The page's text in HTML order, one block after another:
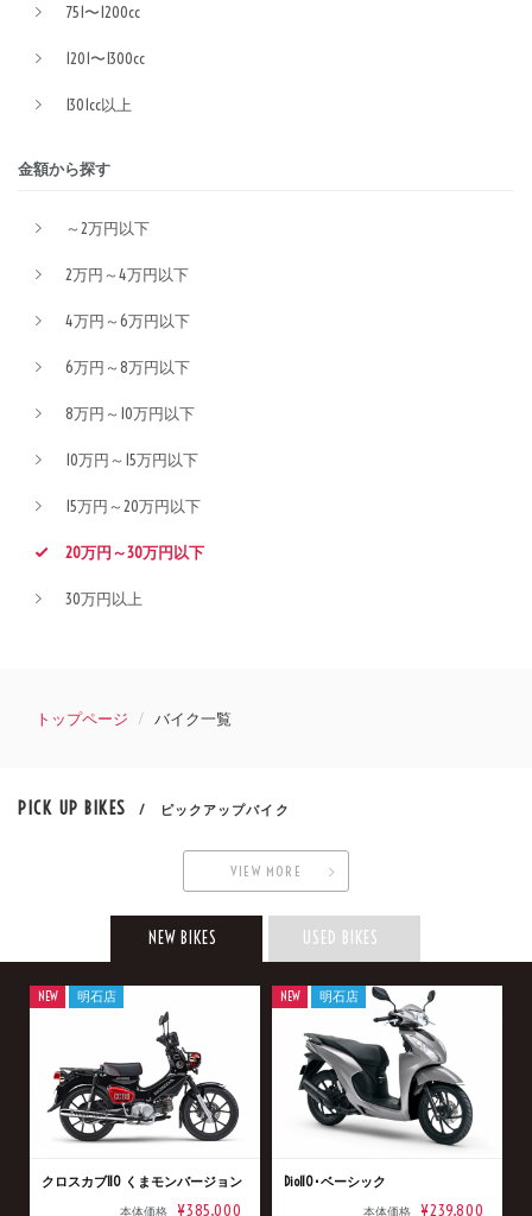
751〜1200cc
1201〜1300cc
1301cc以上
金額から探す
～2万円以下
2万円～4万円以下
4万円～6万円以下
6万円～8万円以下
8万円～10万円以下
10万円～15万円以下
15万円～20万円以下
20万円～30万円以下
30万円以上
トップページ バイク一覧
PICK UP BIKES / ピックアップバイク
VIEW MORE
NEW BIKES USED BIKES
クロスカブ110 くまモンバージョン
本体価格 ¥385,000
NEW 明石店
Dio110･ベーシック
本体価格 ¥239,800
NEW 明石店